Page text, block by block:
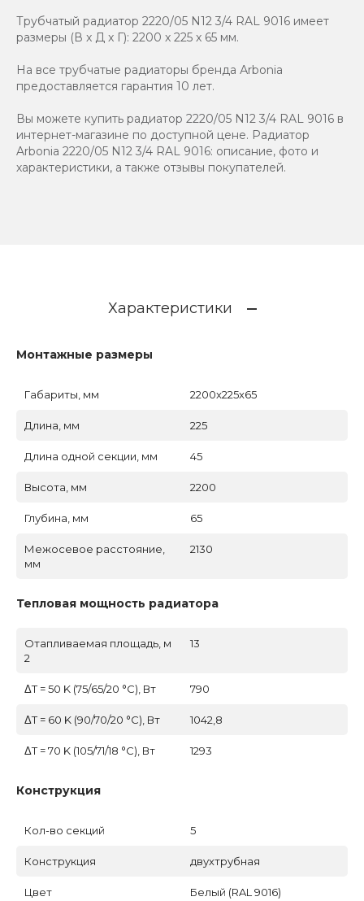
Трубчатый радиатор 2220/05 N12 3/4 RAL 9016 имеет
размеры (В x Д x Г): 2200 x 225 x 65 мм.
На все трубчатые радиаторы бренда Аrbonia
предоставляется гарантия 10 лет.
Вы можете купить радиатор 2220/05 N12 3/4 RAL 9016 в
интернет-магазине по доступной цене. Радиатор
Arbonia 2220/05 N12 3/4 RAL 9016: описание, фото и
характеристики, а также отзывы покупателей.
Характеристики
Монтажные размеры
Габариты, мм 2200x225x65
Длина, мм 225
Длина одной секции, мм 45
Высота, мм 2200
Глубина, мм 65
Межосевое расстояние,
мм
2130
Тепловая мощность радиатора
Отапливаемая площадь, м
2
13
ΔT = 50 K (75/65/20 °C), Вт 790
ΔT = 60 K (90/70/20 °C), Вт 1042,8
ΔT = 70 K (105/71/18 °C), Вт 1293
Конструкция
Кол-во секций 5
Конструкция двухтрубная
Цвет Белый (RAL 9016)